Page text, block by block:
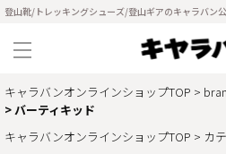
登山靴/トレッキングシューズ/登山ギアのキャラバン
キャラバンオンラインショップTOP
バーティキッド
キャラバンオンラインショップTOP
カ